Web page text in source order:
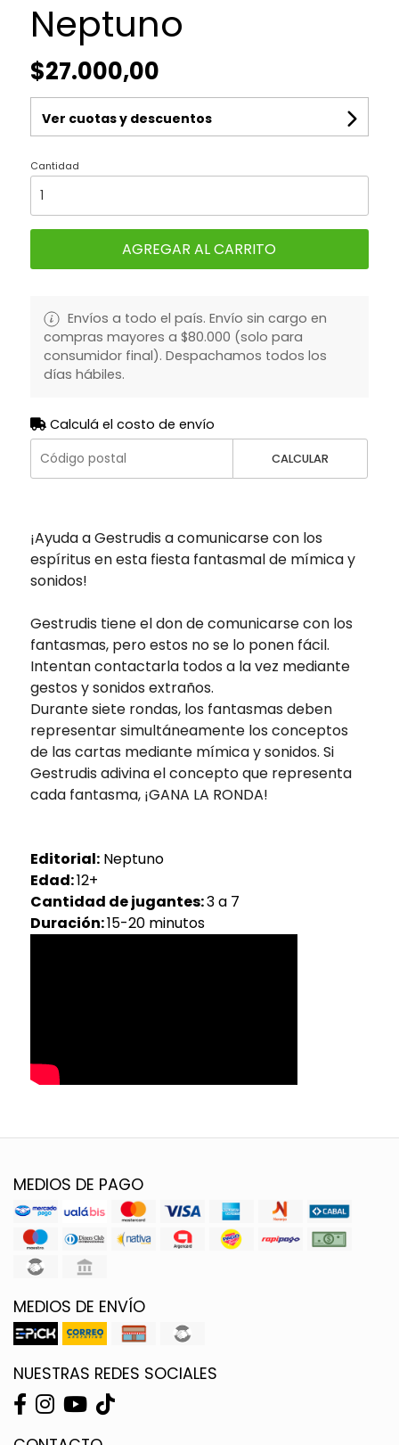
Neptuno
$27.000,00
Ver cuotas y descuentos
Cantidad
AGREGAR AL CARRITO
Envíos a todo el país. Envío sin cargo en
compras mayores a $80.000 (solo para
consumidor final). Despachamos todos los
días hábiles.
Calculá el costo de envío
CALCULAR
¡Ayuda a Gestrudis a comunicarse con los
espíritus en esta fiesta fantasmal de mímica y
sonidos!
Gestrudis tiene el don de comunicarse con los
fantasmas, pero estos no se lo ponen fácil.
Intentan contactarla todos a la vez mediante
gestos y sonidos extraños.
Durante siete rondas, los fantasmas deben
representar simultáneamente los conceptos
de las cartas mediante mímica y sonidos. Si
Gestrudis adivina el concepto que representa
cada fantasma, ¡GANA LA RONDA!
Editorial:Neptuno
Edad:12+
Cantidad de jugantes:3 a 7
Duración:15-20 minutos
MEDIOS DE PAGO
MEDIOS DE ENVÍO
NUESTRAS REDES SOCIALES